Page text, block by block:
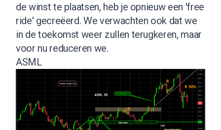
de winst te plaatsen, heb je opnieuw een 'free
ride' gecreëerd. We verwachten ook dat we
in de toekomst weer zullen terugkeren, maar
voor nu reduceren we.
ASML